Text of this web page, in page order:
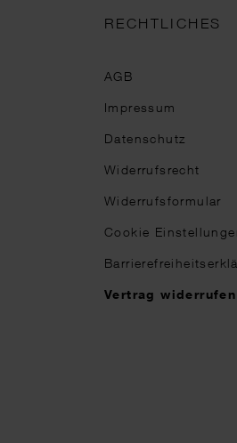
RECHTLICHES
AGB
Impressum
Datenschutz
Widerrufsrecht
Widerrufsformular
Cookie
Vertrag widerrufen